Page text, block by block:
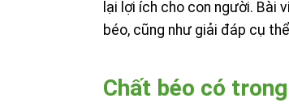
lại lợi ích cho con người.
béo, cũng như giải đáp cụ
Chất béo có